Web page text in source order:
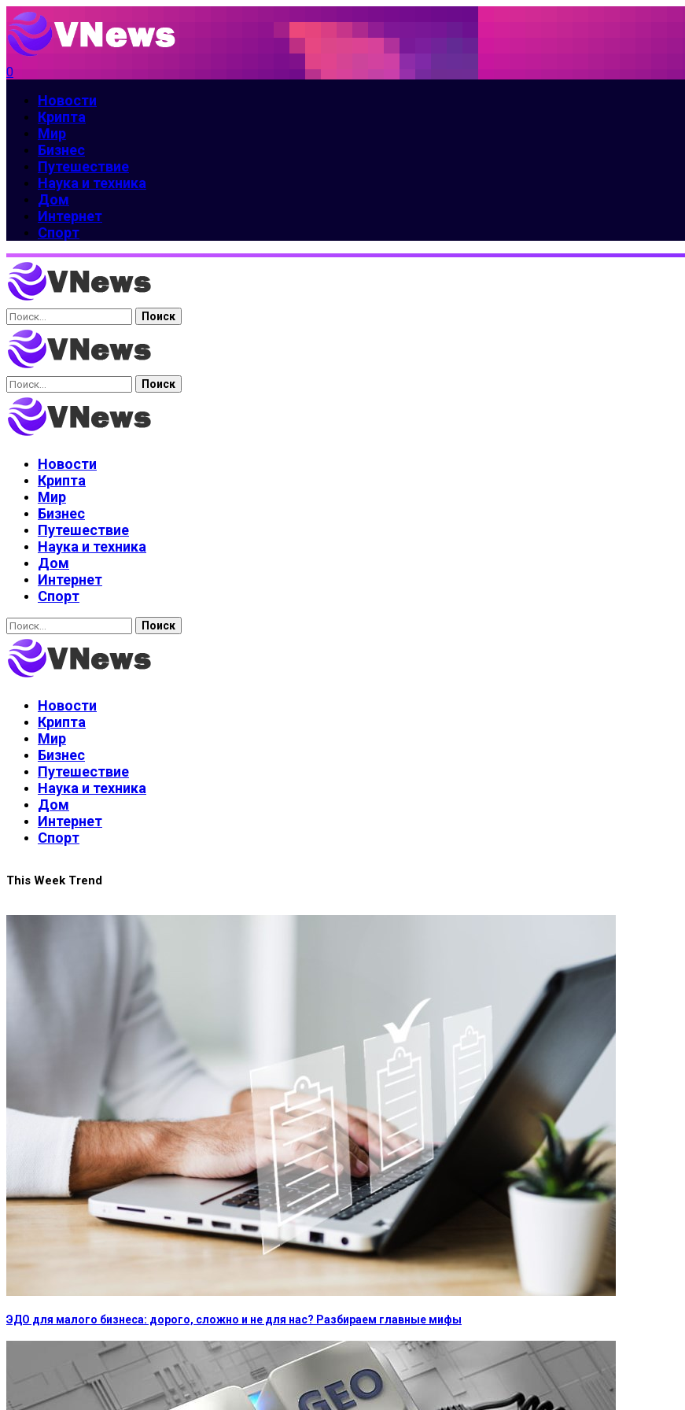
0
Новости
Крипта
Мир
Бизнес
Путешествие
Наука и техника
Дом
Интернет
Спорт
Найти:
Найти:
Новости
Крипта
Мир
Бизнес
Путешествие
Наука и техника
Дом
Интернет
Спорт
Найти:
Новости
Крипта
Мир
Бизнес
Путешествие
Наука и техника
Дом
Интернет
Спорт
This Week Trend
ЭДО для малого бизнеса: дорого, сложно и не для нас? Разбираем главные мифы